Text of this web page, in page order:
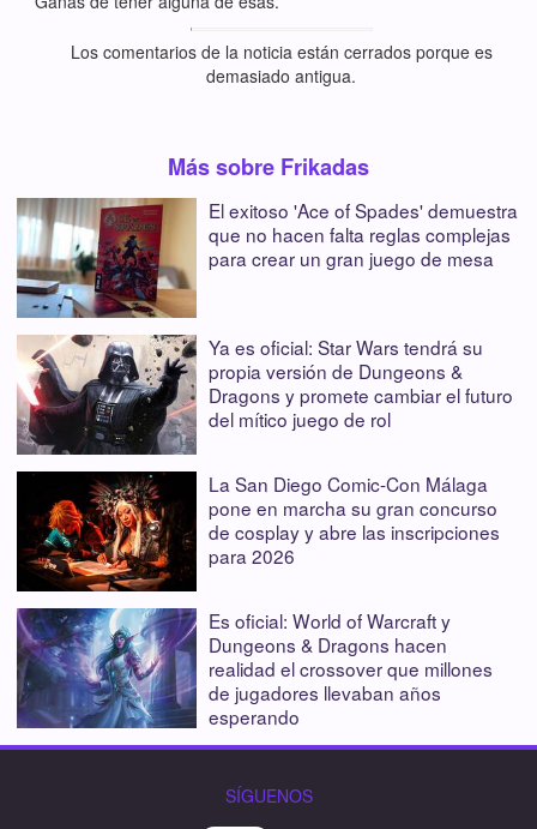
Los comentarios de la noticia están cerrados porque es
demasiado antigua.
Más sobre Frikadas
El exitoso 'Ace of Spades' demuestra
que no hacen falta reglas complejas
para crear un gran juego de mesa
Ya es oficial: Star Wars tendrá su
propia versión de Dungeons &
Dragons y promete cambiar el futuro
del mítico juego de rol
La San Diego Comic-Con Málaga
pone en marcha su gran concurso
de cosplay y abre las inscripciones
para 2026
Es oficial: World of Warcraft y
Dungeons & Dragons hacen
realidad el crossover que millones
de jugadores llevaban años
esperando
SÍGUENOS